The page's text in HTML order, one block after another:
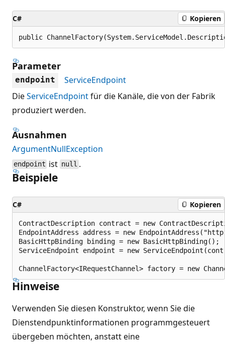
C# Kopieren
public
Parameter
endpoint
ServiceEndpoint
DieServiceEndpointfür die Kanäle, die von der Fabrik
produziert werden.
Ausnahmen
ArgumentNullException
endpoint ist null .
Beispiele
C# Kopieren
ContractDescription contract = new
EndpointAddress address = new
BasicHttpBinding binding = new BasicHttpBinding();
ServiceEndpoint endpoint = new
Hinweise
Verwenden Sie diesen Konstruktor, wenn Sie die
Dienstendpunktinformationen programmgesteuert
übergeben möchten, anstatt eine